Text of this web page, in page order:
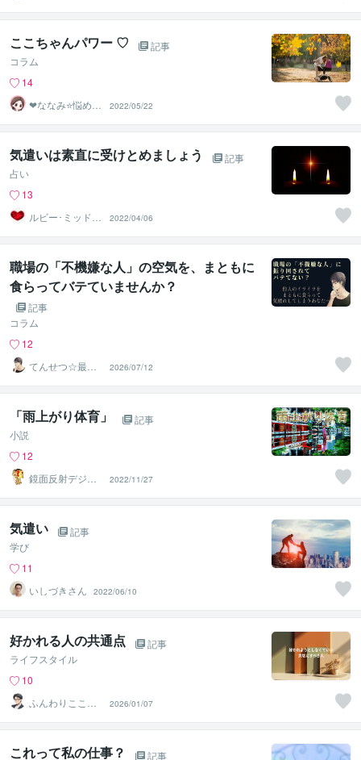
ここちゃんパワー ♡
記事
コラム
14
❤ななみ⭐悩める
あなたの1番の味
方❤
2022/05/22
気遣いは素直に受けとめましょう
記事
占い
13
ルビー･ミッドナ
イト
2022/04/06
職場の「不機嫌な人」の空気を、まともに
食らってバテていませんか？
記事
コラム
12
てんせつ☆最適
ライフをサポー
トする
2026/07/12
「雨上がり体育」
記事
小説
12
鏡面反射デジタ
ルアート製作所
（鈴木穣）
2022/11/27
気遣い
記事
学び
11
いしづきさん
2022/06/10
好かれる人の共通点
記事
ライフスタイル
10
ふんわりこころ
サポート☘️みち
まさ
2026/01/07
これって私の仕事？ 記事